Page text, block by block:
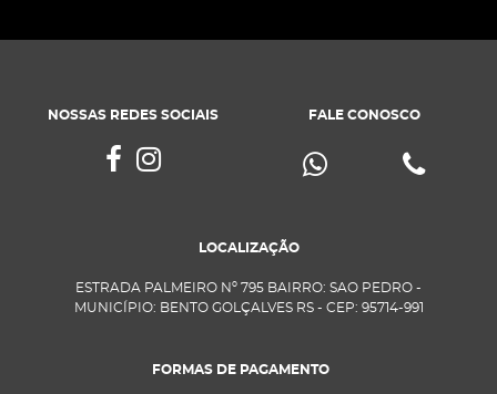
NOSSAS REDES SOCIAIS FALE CONOSCO
LOCALIZAÇÃO
ESTRADA PALMEIRO Nº 795 BAIRRO: SAO PEDRO -
MUNICÍPIO: BENTO GOLÇALVES RS - CEP: 95714-991
FORMAS DE PAGAMENTO